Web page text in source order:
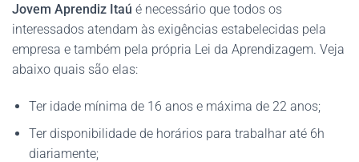
Jovem Aprendiz Itaú é necessário que todos os
interessados atendam às exigências estabelecidas pela
empresa e também pela própria Lei da Aprendizagem. Veja
abaixo quais são elas:
Ter idade mínima de 16 anos e máxima de 22 anos;
Ter disponibilidade de horários para trabalhar até 6h
diariamente;